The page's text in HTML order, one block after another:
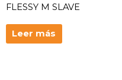
FLESSY M SLAVE
Leer más